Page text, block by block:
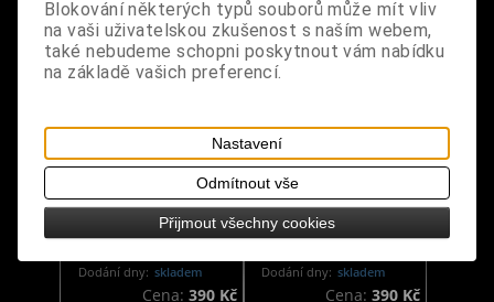
Šátek velký světle
fialový
Dodání dny: skladem
Cena: 390 Kč
Šátek velký tyrkysový
Dodání dny: skladem
Cena:390 Kč
Blokování některých typů souborů může mít vliv
na vaši uživatelskou zkušenost s naším webem,
také nebudeme schopni poskytnout vám nabídku
na základě vašich preferencí.
Nastavení
Odmítnout vše
Přijmout všechny cookies